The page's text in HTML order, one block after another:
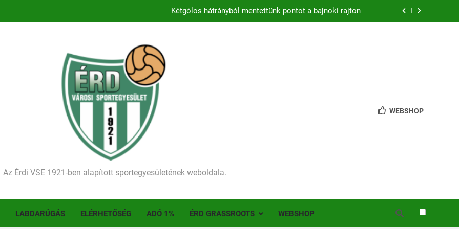
Kezdődik a 2026–2027-es szezon – hazai pályán rajtol az Érdi VSE!
Ellenfelünk visszalépése miatt játék nélkül jutottunk tovább a MOL Magyar Kupában
Kezdődik a 2026–2027-es szezon – hazai pályán rajtol az Érdi VSE!
Történelmet írt az I. Érdi Football Fesztivál – több mint 200 játékos lépett pályára Érden
Az Érdi VSE 1921-ben alapított sportegyesületének weboldala.
WEBSHOP
LABDARÚGÁS ELÉRHETŐSÉG ADÓ 1% ÉRD GRASSROOTS WEBSHOP